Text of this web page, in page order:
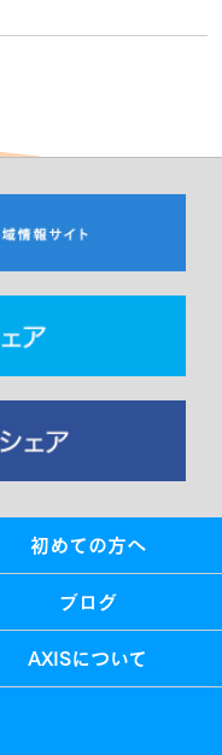
初めての方へ
ブログ
AXISについて